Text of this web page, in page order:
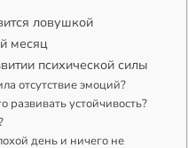
ловушкой
месяц
психической силы
отсутствие эмоций?
развивать устойчивость?
день и ничего не